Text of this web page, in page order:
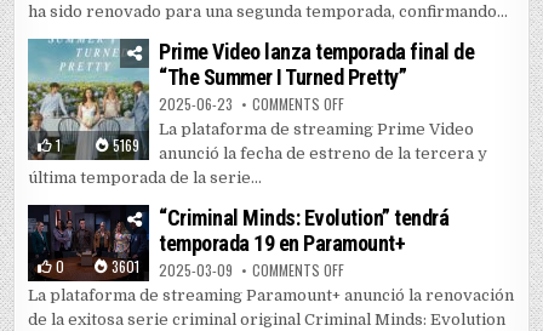
ha sido renovado para una segunda temporada, confirmando...
1 5169
Prime Video lanza temporada final de
“The Summer I Turned Pretty”
2025-06-23 COMMENTS OFFON PRIME VIDEO LANZA
La plataforma de streaming Prime Video
anunció la fecha de estreno de la tercera y
última temporada de la serie...
0 3601
“Criminal Minds: Evolution” tendrá
temporada 19 en Paramount+
2025-03-09 COMMENTS OFFON “CRIMINAL MINDS:
La plataforma de streaming Paramount+ anunció la renovación
de la exitosa serie criminal original Criminal Minds: Evolution